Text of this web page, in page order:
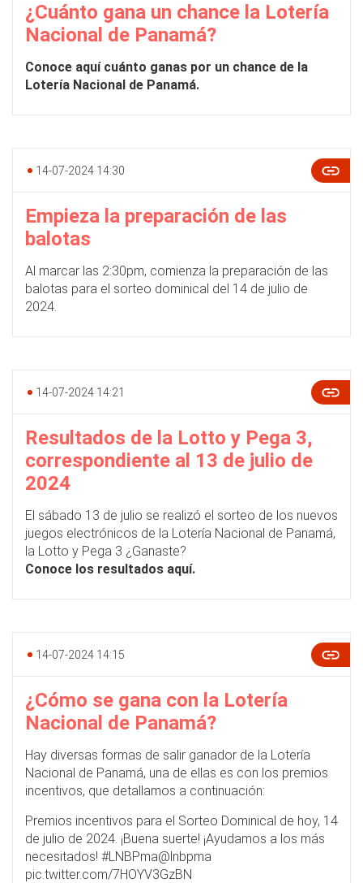
¿Cuánto gana un chance la Lotería
Nacional de Panamá?
Conoce aquí cuánto ganas por un chance de la
Lotería Nacional de Panamá.
14-07-2024 14:30
Empieza la preparación de las
balotas
Al marcar las 2:30pm, comienza la preparación de las
balotas para el sorteo dominical del 14 de julio de
2024.
14-07-2024 14:21
Resultados de la Lotto y Pega 3,
correspondiente al 13 de julio de
2024
El sábado 13 de julio se realizó el sorteo de los nuevos
juegos electrónicos de la Lotería Nacional de Panamá,
la Lotto y Pega 3 ¿Ganaste?
Conoce los resultados aquí.
14-07-2024 14:15
¿Cómo se gana con la Lotería
Nacional de Panamá?
Hay diversas formas de salir ganador de la Lotería
Nacional de Panamá, una de ellas es con los premios
incentivos, que detallamos a continuación:
Premios incentivos para el Sorteo Dominical de hoy, 14
de julio de 2024. ¡Buena suerte! ¡Ayudamos a los más
necesitados! #LNBPma@lnbpma
pic.twitter.com/7HOYV3GzBN